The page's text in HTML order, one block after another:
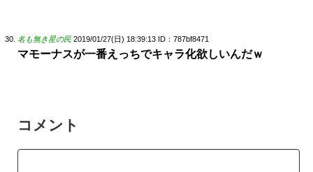
名も無き星の民 2019/01/27(日) 18:39:13 ID：787bf8471
マモーナスが一番えっちでキャラ化欲しいんだｗ
コメント